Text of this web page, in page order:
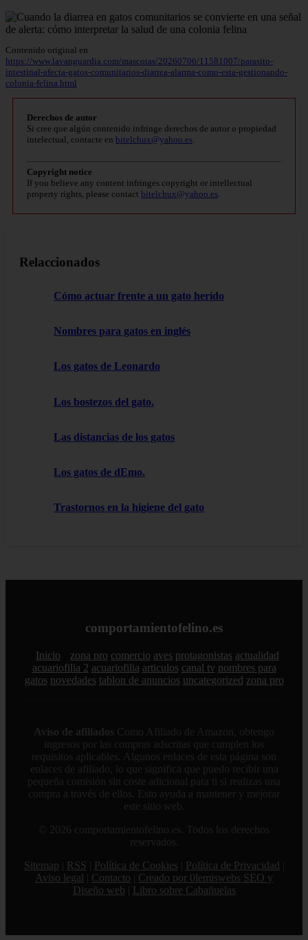
Contenido original en
https://www.lavanguardia.com/mascotas/20260706/11581007/parasito-
intestinal-afecta-gatos-comunitarios-diarrea-alarma-como-esta-gestionando-
colonia-felina.html
Derechos de autor
Si cree que algún contenido infringe derechos de autor o propiedad
intelectual, contacte en bitelchux@yahoo.es.
Copyright notice
If you believe any content infringes copyright or intellectual
property rights, please contact bitelchux@yahoo.es.
Relaccionados
Cómo actuar frente a un gato herido
Nombres para gatos en inglés
Los gatos de Leonardo
Los bostezos del gato.
Las distancias de los gatos
Los gatos de dEmo.
Trastornos en la higiene del gato
comportamientofelino.es
Inicio zona pro comercio aves protagonistas actualidad
acuariofilia 2 acuariofilia articulos canal tv nombres para
gatos novedades tablon de anuncios uncategorized zona pro
Aviso de afiliados Como Afiliado de Amazon, obtengo
ingresos por las compras adscritas que cumplen los
requisitos aplicables. Algunos enlaces de esta página son
enlaces de afiliado, lo que significa que puedo recibir una
pequeña comisión sin coste adicional para ti si realizas una
compra a través de ellos. Esto ayuda a mantener y mejorar
este sitio web.
© 2026 comportamientofelino.es. Todos los derechos
reservados.
Sitemap
RSS Política de Cookies Política de Privacidad
Aviso legal
Contacto
Creado por 0lemiswebs SEO y
Diseño web
Libro sobre Cabañuelas